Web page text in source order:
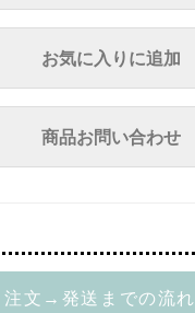
お気に入りに追加
商品お問い合わせ
注文→発送までの流れ